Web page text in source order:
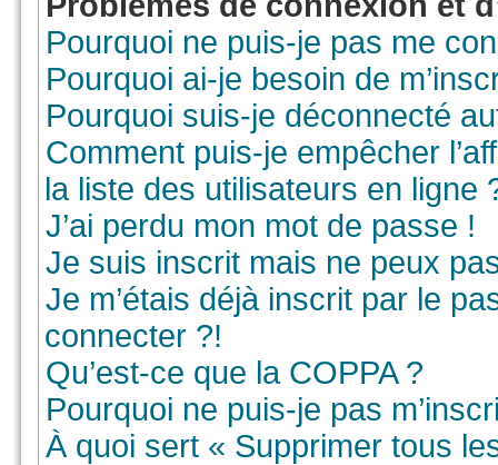
Pourquoi ne puis-je pas me
Pourquoi ai-je besoin de
Pourquoi suis-je déconnecté
Comment puis-je empêcher
la liste des utilisateurs en ligne
J’ai perdu mon mot de passe !
Je suis inscrit mais ne peux
Je m’étais déjà inscrit par le
connecter ?!
Qu’est-ce que la COPPA ?
Pourquoi ne puis-je pas
À quoi sert « Supprimer tous